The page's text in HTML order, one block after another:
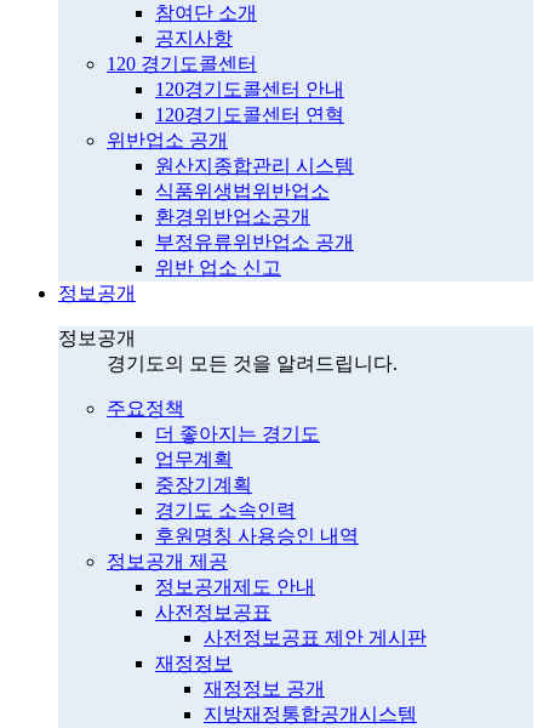
참여단 소개
공지사항
120 경기도콜센터
120경기도콜센터 안내
120경기도콜센터 연혁
위반업소 공개
원산지종합관리 시스템
식품위생법위반업소
환경위반업소공개
부정유류위반업소 공개
위반 업소 신고
정보공개
정보공개
경기도의 모든 것을 알려드립니다.
주요정책
더 좋아지는 경기도
업무계획
중장기계획
경기도 소속인력
후원명칭 사용승인 내역
정보공개 제공
정보공개제도 안내
사전정보공표
사전정보공표 제안 게시판
재정정보
재정정보 공개
지방재정통합공개시스템